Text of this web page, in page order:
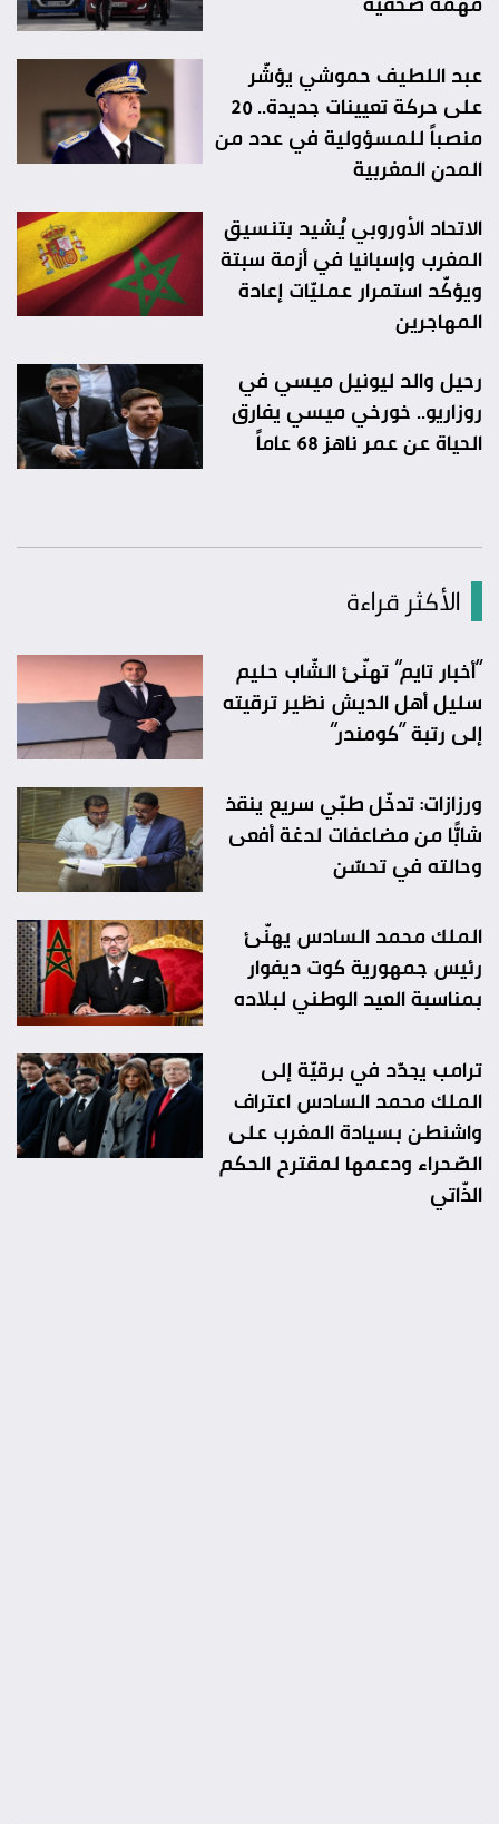
عبد اللطيف حموشي يؤشّر
على حركة تعيينات جديدة.. 20
منصباً للمسؤولية في عدد من
المدن المغربية
الاتحاد الأوروبي يُشيد بتنسيق
المغرب وإسبانيا في أزمة سبتة
ويؤكّد استمرار عمليّات إعادة
المهاجرين
رحيل والد ليونيل ميسي في
روزاريو.. خورخي ميسي يفارق
الحياة عن عمر ناهز 68 عاماً
الأكثر قراءة
“أخبار تايم” تهنّئ الشّاب حليم
سليل أهل الديش نظير ترقيته
إلى رتبة “كومندر”
ورزازات: تدخّل طبّي سريع ينقذ
شابًّا من مضاعفات لدغة أفعى
وحالته في تحسّن
الملك محمد السادس يهنّئ
رئيس جمهورية كوت ديفوار
بمناسبة العيد الوطني لبلاده
ترامب يجدّد في برقيّة إلى
الملك محمد السادس اعتراف
واشنطن بسيادة المغرب على
الصّحراء ودعمها لمقترح الحكم
الذّاتي